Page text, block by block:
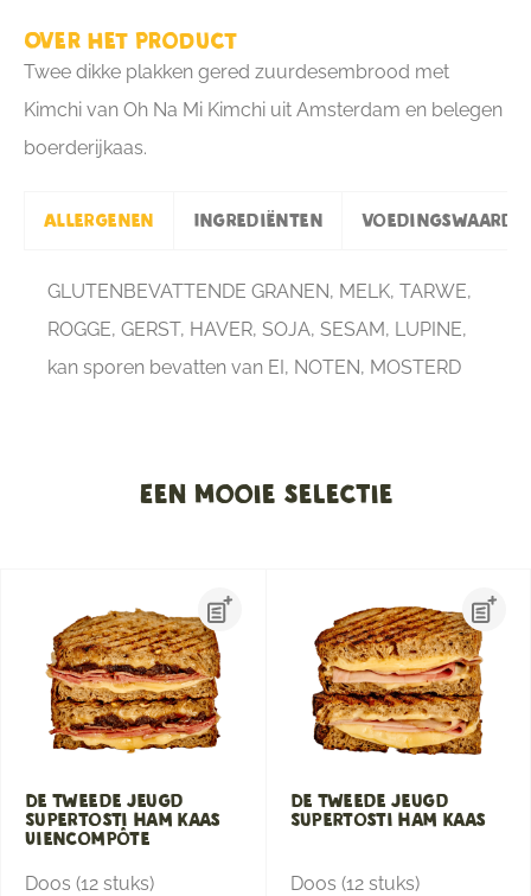
Over het product
Twee dikke plakken gered zuurdesembrood met
Kimchi van Oh Na Mi Kimchi uit Amsterdam en belegen
boerderijkaas.
Allergenen Ingrediënten
GLUTENBEVATTENDE GRANEN, MELK, TARWE,
ROGGE, GERST, HAVER, SOJA, SESAM, LUPINE,
kan sporen bevatten van EI, NOTEN, MOSTERD
Een mooie selectie
De Tweede Jeugd
Supertosti Ham Kaas
Uiencompôte
Doos (12 stuks)
De Tweede Jeugd
Supertosti Ham Kaas
Doos (12 stuks)